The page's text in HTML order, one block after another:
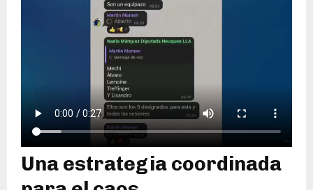
Una estrategia coordinada